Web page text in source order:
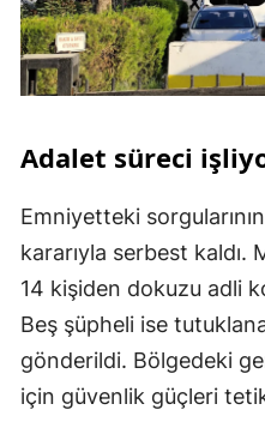
Adalet süreci
Emniyetteki
kararıyla serbest kaldı.
14 kişiden dokuzu adli
Beş şüpheli ise
gönderildi. Bölgedeki
için güvenlik güçleri